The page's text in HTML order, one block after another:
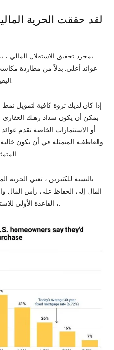
بمجرد تحقيق الاستقلال المالي ،
عوائد أعلى. بدلاً من مطاردة
اليقين في امتلاك منزلك بشكل مباشر.
إذا كان لديك ثروة كافية لتمويل
يمكن أن يكون سداد رهنك العقاري
أو الاستثمارات الخاصة تقدم
والعاطفية المتمثلة في أن تكون
المتمثل في الحفاظ على الرهن العقاري.
بالنسبة للكثيرين ، تعني الحرية
المال إلى الحفاظ على رأس المال
، القاعدة الأولى للاستقلال المالي هي عدم خسارة المال.